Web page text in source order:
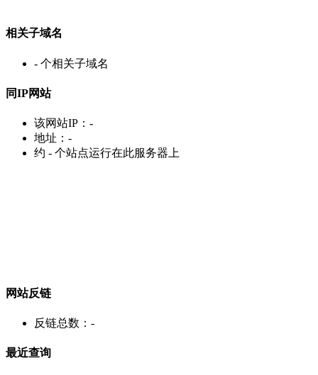
相关子域名
- 个相关子域名
同IP网站
该网站IP： -
地址： -
约 - 个站点运行在此服务器上
网站反链
反链总数： -
最近查询